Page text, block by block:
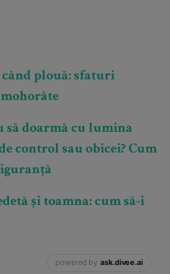
când plouă: sfaturi
să doarmă cu lumina
control sau obicei? Cum
și toamna: cum să-i